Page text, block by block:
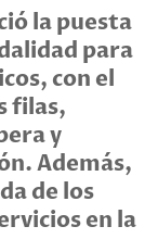
la puesta
para
con el
filas,
y
Además,
de los
en la